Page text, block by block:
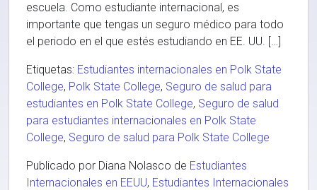
escuela. Como estudiante internacional, es
importante que tengas un seguro médico para todo
el periodo en el que estés estudiando en EE. UU. […]
Etiquetas: Estudiantes internacionales en Polk State
College, Polk State College, Seguro de salud para
estudiantes en Polk State College, Seguro de salud
para estudiantes internacionales en Polk State
College, Seguro de salud para Polk State College
Publicado por Diana Nolasco de Estudiantes
Internacionales en EEUU, Estudiantes Internacionales